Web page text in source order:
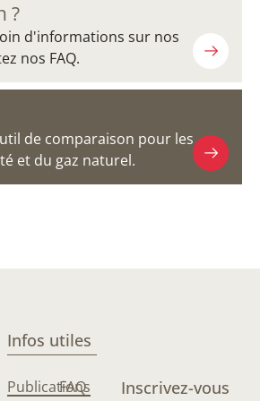
?
d'informations sur nos
nos FAQ.
de comparaison pour les
et du gaz naturel.
Infos utiles
Publications
FAQ Inscrivez-vous